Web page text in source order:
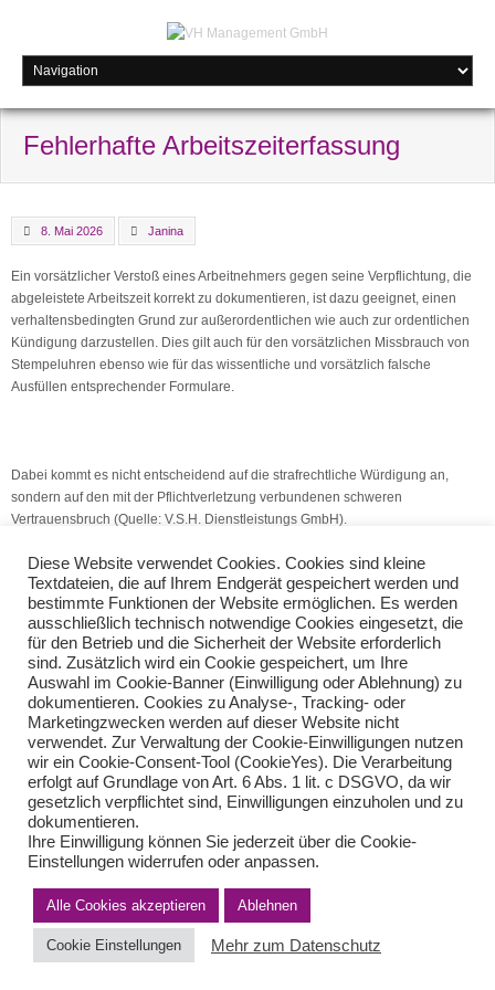
Fehlerhafte Arbeitszeiterfassung
8. Mai 2026 Janina
Ein vorsätzlicher Verstoß eines Arbeitnehmers gegen seine Verpflichtung, die
abgeleistete Arbeitszeit korrekt zu dokumentieren, ist dazu geeignet, einen
verhaltensbedingten Grund zur außerordentlichen wie auch zur ordentlichen
Kündigung darzustellen. Dies gilt auch für den vorsätzlichen Missbrauch von
Stempeluhren ebenso wie für das wissentliche und vorsätzlich falsche
Ausfüllen entsprechender Formulare.
Dabei kommt es nicht entscheidend auf die strafrechtliche Würdigung an,
sondern auf den mit der Pflichtverletzung verbundenen schweren
Vertrauensbruch (Quelle: V.S.H. Dienstleistungs GmbH).
Finanzamt vernichtet eingereichte Belege
Barzahlungen über 3.000 Euro ab Juli 2027
Teilen Sie diese Nachricht mit Ihren Freunden oder Kollegen
Impressum Haftungsausschluss
Datenschutzerklärung nach DSGVO
Kontakt
© von Herder Management GmbH 2024 I * § 6 Nr.4 StBerG
Diese Website verwendet Cookies. Cookies sind kleine
Textdateien, die auf Ihrem Endgerät gespeichert werden und
bestimmte Funktionen der Website ermöglichen. Es werden
ausschließlich technisch notwendige Cookies eingesetzt, die
für den Betrieb und die Sicherheit der Website erforderlich
sind. Zusätzlich wird ein Cookie gespeichert, um Ihre
Auswahl im Cookie-Banner (Einwilligung oder Ablehnung) zu
dokumentieren. Cookies zu Analyse-, Tracking- oder
Marketingzwecken werden auf dieser Website nicht
verwendet. Zur Verwaltung der Cookie-Einwilligungen nutzen
wir ein Cookie-Consent-Tool (CookieYes). Die Verarbeitung
erfolgt auf Grundlage von Art. 6 Abs. 1 lit. c DSGVO, da wir
gesetzlich verpflichtet sind, Einwilligungen einzuholen und zu
dokumentieren.
Ihre Einwilligung können Sie jederzeit über die Cookie-
Einstellungen widerrufen oder anpassen.
Alle Cookies akzeptieren Ablehnen
Cookie Einstellungen Mehr zum Datenschutz